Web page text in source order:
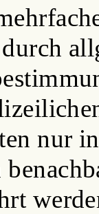
nur